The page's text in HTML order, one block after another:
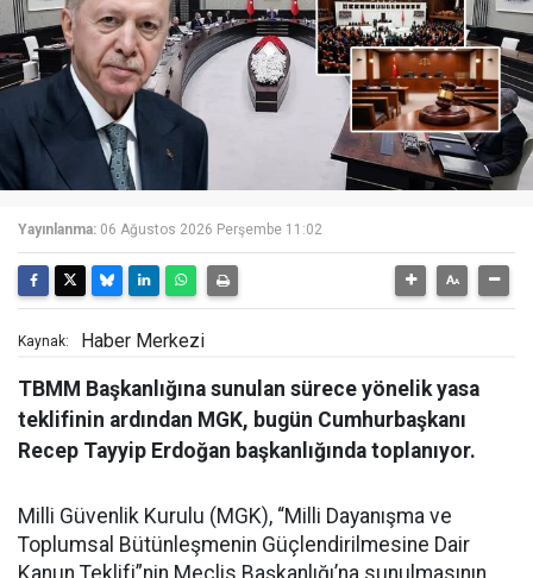
Yayınlanma: 06 Ağustos 2026 Perşembe 11:02
Kaynak: Haber Merkezi
TBMM Başkanlığına sunulan sürece yönelik yasa
teklifinin ardından MGK, bugün Cumhurbaşkanı
Recep Tayyip Erdoğan başkanlığında toplanıyor.
Milli Güvenlik Kurulu (MGK), “Milli Dayanışma ve
Toplumsal Bütünleşmenin Güçlendirilmesine Dair
Kanun Teklifi”nin Meclis Başkanlığı’na sunulmasının